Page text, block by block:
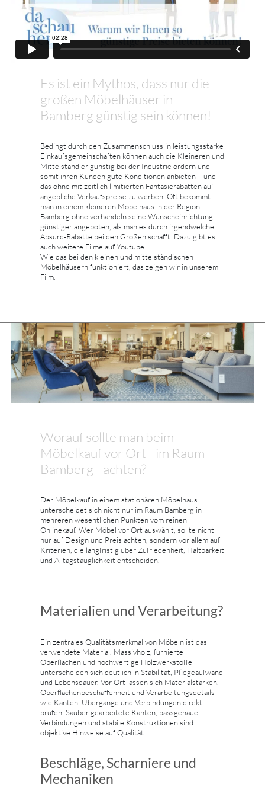
Es ist ein Mythos, dass nur die
großen Möbelhäuser in
Bamberg günstig sein können!
Bedingt durch den Zusammenschluss in leistungsstarke
Einkaufsgemeinschaften können auch die Kleineren und
Mittelständler günstig bei der Industrie ordern und
somit ihren Kunden gute Konditionen anbieten – und
das ohne mit zeitlich limitierten Fantasierabatten auf
angebliche Verkaufspreise zu werben. Oft bekommt
man in einem kleineren Möbelhaus in der Region
Bamberg ohne verhandeln seine Wunscheinrichtung
günstiger angeboten, als man es durch irgendwelche
Absurd-Rabatte bei den Großen schafft. Dazu gibt es
auch weitere Filme auf Youtube.
Wie das bei den kleinen und mittelständischen
Möbelhäusern funktioniert, das zeigen wir in unserem
Film.
Worauf sollte man beim
Möbelkauf vor Ort - im Raum
Bamberg - achten?
Der Möbelkauf in einem stationären Möbelhaus
unterscheidet sich nicht nur im Raum Bamberg in
mehreren wesentlichen Punkten vom reinen
Onlinekauf. Wer Möbel vor Ort auswählt, sollte nicht
nur auf Design und Preis achten, sondern vor allem auf
Kriterien, die langfristig über Zufriedenheit, Haltbarkeit
und Alltagstauglichkeit entscheiden.
Materialien und Verarbeitung?
Ein zentrales Qualitätsmerkmal von Möbeln ist das
verwendete Material. Massivholz, furnierte
Oberflächen und hochwertige Holzwerkstoffe
unterscheiden sich deutlich in Stabilität, Pflegeaufwand
und Lebensdauer. Vor Ort lassen sich Materialstärken,
Oberflächenbeschaffenheit und Verarbeitungsdetails
wie Kanten, Übergänge und Verbindungen direkt
prüfen. Sauber gearbeitete Kanten, passgenaue
Verbindungen und stabile Konstruktionen sind
objektive Hinweise auf Qualität.
Beschläge, Scharniere und
Mechaniken